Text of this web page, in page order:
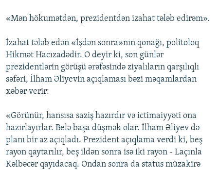
«Mən hökumətdən, prezidentdən izahat tələb edirəm».
İzahat tələb edən «İşdən sonra»nın qonağı, politoloq
Hikmət Hacızadədir. O deyir ki, son günlər
prezidentlərin görüşü ərəfəsində ziyalıların qarşılıqlı
səfəri, İlham Əliyevin açıqlaması bəzi məqamlardan
xəbər verir:
«Görünür, hansısa saziş hazırdır və ictimaiyyəti ona
hazırlayırlar. Belə başa düşmək olar. İlham Əliyev də
planı bir az açıqladı. Prezident açıqlama verdi ki, beş
rayon qaytarılır, beş ildən sonra isə iki rayon - Laçınla
Kəlbəcər qayıdacaq. Ondan sonra da status müzakirə